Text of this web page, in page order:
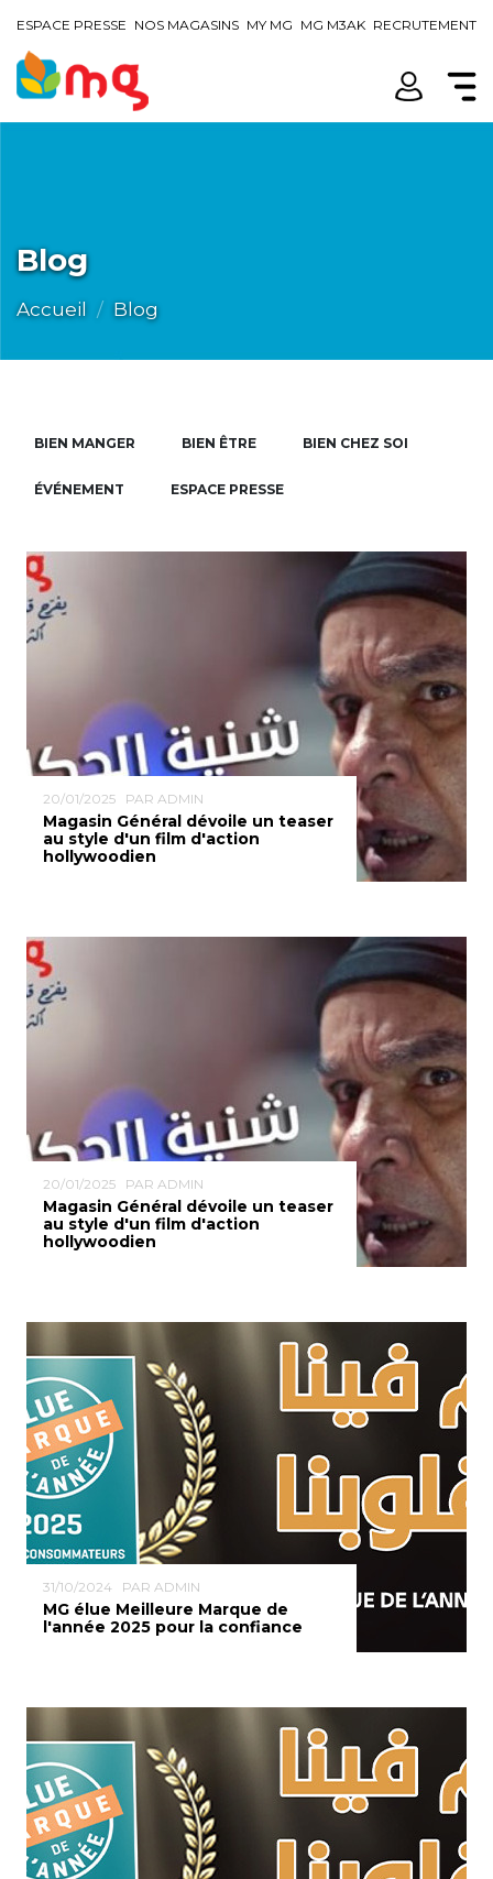
ESPACE PRESSE NOS MAGASINS MY MG MG M3AK RECRUTEMENT
Accueil Blog
Blog
BIEN MANGER BIEN ÊTRE BIEN CHEZ SOI
ÉVÉNEMENT ESPACE PRESSE
20/01/2025 PAR ADMIN
Magasin Général dévoile un teaser
au style d'un film d'action
hollywoodien
20/01/2025 PAR ADMIN
Magasin Général dévoile un teaser
au style d'un film d'action
hollywoodien
31/10/2024 PAR ADMIN
MG élue Meilleure Marque de
l'année 2025 pour la confiance